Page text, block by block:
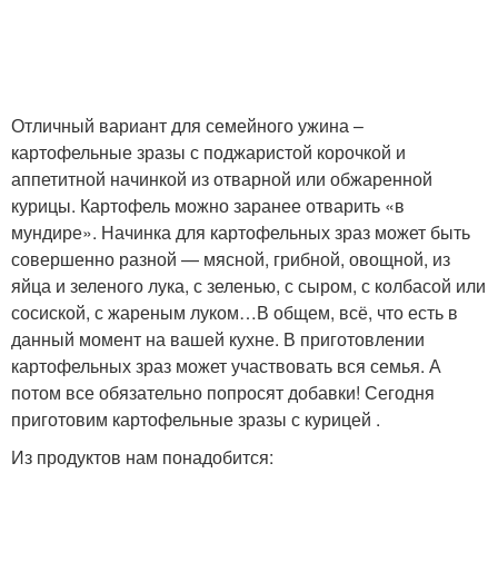
Отличный вариант для семейного ужина –
картофельные зразы с поджаристой корочкой и
аппетитной начинкой из отварной или обжаренной
курицы. Картофель можно заранее отварить «в
мундире». Начинка для картофельных зраз может быть
совершенно разной — мясной, грибной, овощной, из
яйца и зеленого лука, с зеленью, с сыром, с колбасой или
сосиской, с жареным луком…В общем, всё, что есть в
данный момент на вашей кухне. В приготовлении
картофельных зраз может участвовать вся семья. А
потом все обязательно попросят добавки! Сегодня
приготовим картофельные зразы с курицей .
Из продуктов нам понадобится: